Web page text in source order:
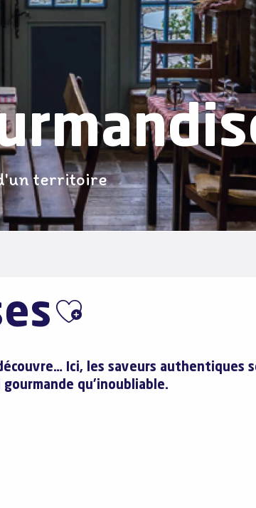
territoire
Ajouter aux
Ici, les saveurs authentiques
qu’inoubliable.